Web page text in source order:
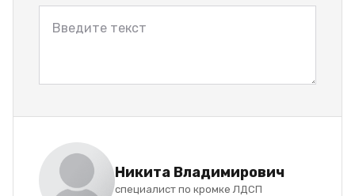
Никита Владимирович
специалист по кромке ЛДСП